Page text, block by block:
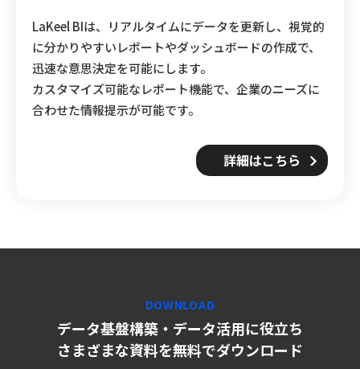
LaKeel BIは、リアルタイムにデータを更新し、視覚的
に分かりやすいレポートやダッシュボードの作成で、
迅速な意思決定を可能にします。
カスタマイズ可能なレポート機能で、企業のニーズに
合わせた情報提示が可能です。
詳細はこちら
DOWNLOAD
データ基盤構築・データ活用に役立ち
さまざまな資料を無料でダウンロード